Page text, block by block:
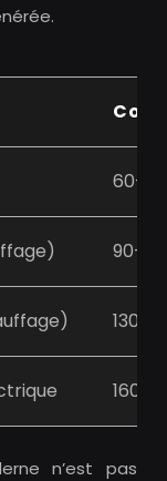
60-
90-
130-
160-
n’est pas